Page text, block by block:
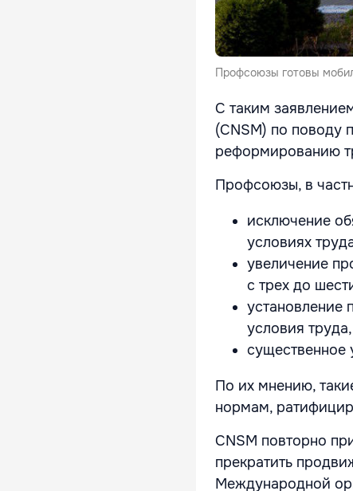
Профсоюзы готовы
С таким
(CNSM) по поводу
реформированию
Профсоюзы, в
исключение
условиях
увеличение
с трех до
установление
условия
существенное
По их мнению,
нормам,
CNSM повторно
прекратить
Международной